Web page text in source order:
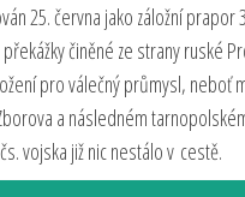
25. června jako záložní prapor
činěné ze strany ruské
pro válečný průmysl, neboť
a následném
vojska již nic nestálo v cestě.